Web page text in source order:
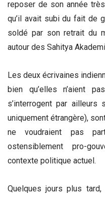
reposer de son année
qu’il avait subi du fait de
soldé par son retrait du
autour des Sahitya
Les deux écrivaines
bien qu’elles n’aient
s’interrogent par
uniquement étrangère),
ne voudraient pas
ostensiblement pro-
contexte politique actuel.
Quelques jours plus